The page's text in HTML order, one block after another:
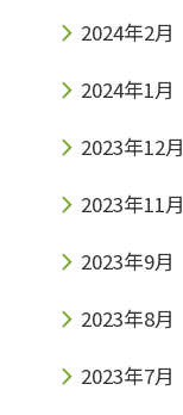
2024年2月
2024年1月
2023年12月
2023年11月
2023年9月
2023年8月
2023年7月